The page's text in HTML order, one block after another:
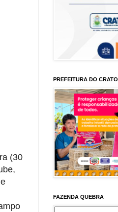
(30
PREFEITURA DO CRATO
FAZENDA QUEBRA